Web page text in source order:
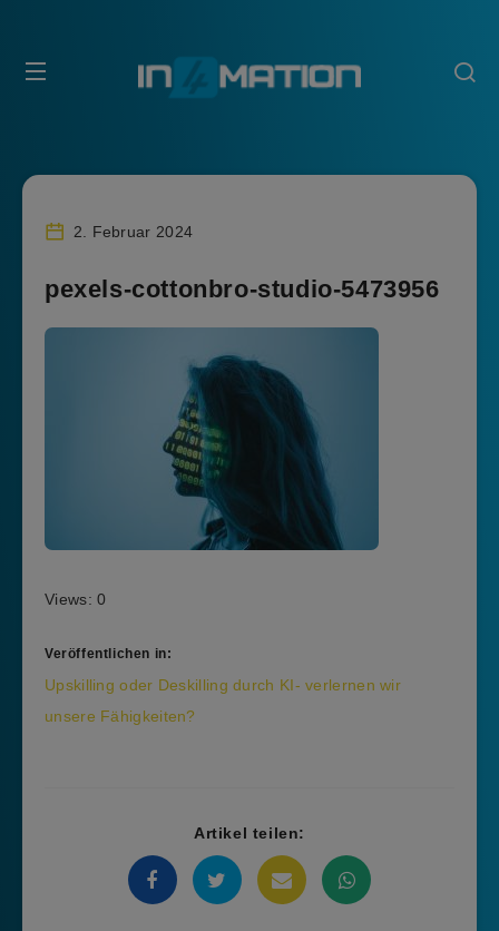
2. Februar 2024
pexels-cottonbro-studio-5473956
Views: 0
Veröffentlichen in:
Beitragsnavigation
Upskilling oder Deskilling durch KI- verlernen wir
unsere Fähigkeiten?
Artikel teilen: